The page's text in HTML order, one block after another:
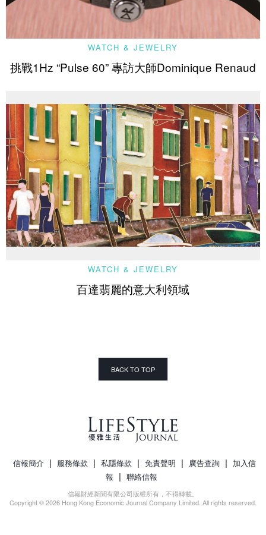
WATCH & JEWELRY
挑戰1Hz “Pulse 60” 專訪大師Dominique Renaud
WATCH & JEWELRY
百達翡麗的意大利領域
BACK TO TOP
信報簡介 | 服務條款 | 私隱條款 | 免責聲明 | 廣告查詢 | 加入信
報 | 聯絡信報
信報財經新聞有限公司版權所有，不得轉載。
Copyright © 2026 Hong Kong Economic Journal Company Limited. All rights reserved.